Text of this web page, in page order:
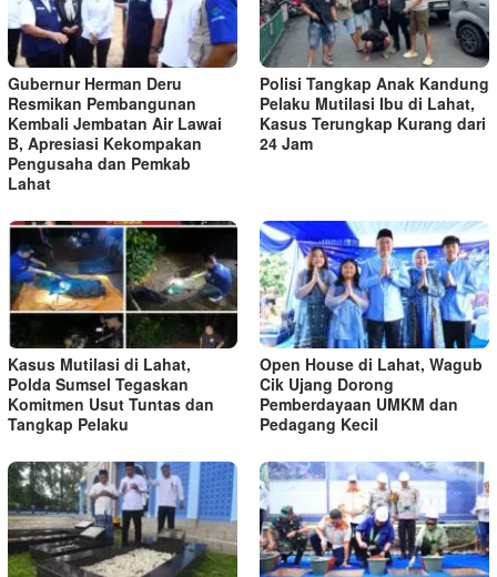
Gubernur Herman Deru
Resmikan Pembangunan
Kembali Jembatan Air Lawai
B, Apresiasi Kekompakan
Pengusaha dan Pemkab
Lahat
Polisi Tangkap Anak Kandung
Pelaku Mutilasi Ibu di Lahat,
Kasus Terungkap Kurang dari
24 Jam
Kasus Mutilasi di Lahat,
Polda Sumsel Tegaskan
Komitmen Usut Tuntas dan
Tangkap Pelaku
Open House di Lahat, Wagub
Cik Ujang Dorong
Pemberdayaan UMKM dan
Pedagang Kecil